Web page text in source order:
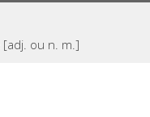
[adj. ou n. m.]